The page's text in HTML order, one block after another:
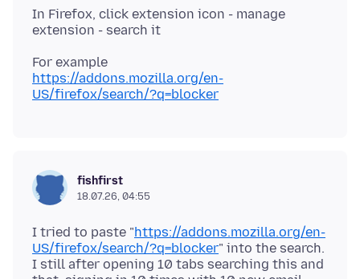
In Firefox, click extension icon - manage
https://addons.mozilla.org/en-
US/firefox/search/?q=blocker
fishfirst
18.07.26, 04:55
I tried to paste "https://addons.mozilla.org/en-
US/firefox/search/?q=blocker" into the search.
I still after opening 10 tabs searching this and